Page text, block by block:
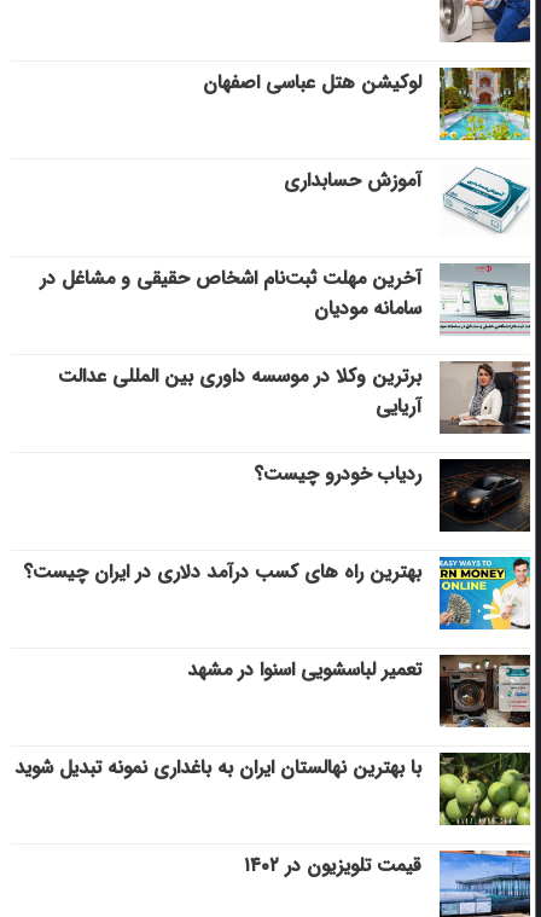
لوکیشن هتل عباسی اصفهان
آموزش حسابداری
آخرین مهلت ثبت‌نام اشخاص حقیقی و مشاغل در
سامانه مودیان
برترین وکلا در موسسه داوری بین المللی عدالت
آریایی
ردیاب خودرو چیست؟
بهترین راه های کسب درآمد دلاری در ایران چیست؟
تعمیر لباسشویی اسنوا در مشهد
با بهترین نهالستان ایران به باغداری نمونه تبدیل شوید
قیمت تلویزیون در ۱۴۰۲